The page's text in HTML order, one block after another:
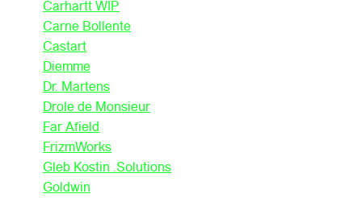
Carhartt WIP
Carne Bollente
Castart
Diemme
Dr. Martens
Drole de Monsieur
Far Afield
FrizmWorks
Gleb Kostin .Solutions
Goldwin